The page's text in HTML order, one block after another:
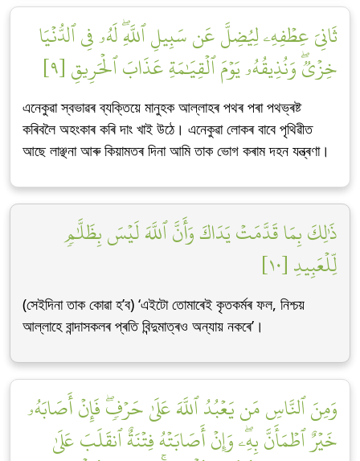
ثَانِيَ عِطۡفِهِۦ لِيُضِلَّ عَن سَبِيلِ ٱللَّهِۖ لَهُۥ فِي ٱلدُّنۡيَا
خِزۡيٞۖ وَنُذِيقُهُۥ يَوۡمَ ٱلۡقِيَٰمَةِ عَذَابَ ٱلۡحَرِيقِ [٩]
এনেকুৱা স্বভাৱৰ ব্যক্তিয়ে মানুহক আল্লাহৰ পথৰ পৰা পথভ্ৰষ্ট
কৰিবলৈ অহংকাৰ কৰি দাং খাই উঠে। এনেকুৱা লোকৰ বাবে পৃথিৱীত
আছে লাঞ্ছনা আৰু কিয়ামতৰ দিনা আমি তাক ভোগ কৰাম দহন যন্ত্ৰণা।
ذَٰلِكَ بِمَا قَدَّمَتۡ يَدَاكَ وَأَنَّ ٱللَّهَ لَيۡسَ بِظَلَّٰمٖ
لِّلۡعَبِيدِ [١٠]
(সেইদিনা তাক কোৱা হ’ব) ‘এইটো তোমাৰেই কৃতকৰ্মৰ ফল, নিশ্চয়
আল্লাহে বান্দাসকলৰ প্ৰতি বিন্দুমাত্ৰও অন্যায় নকৰে’।
وَمِنَ ٱلنَّاسِ مَن يَعۡبُدُ ٱللَّهَ عَلَىٰ حَرۡفٖۖ فَإِنۡ أَصَابَهُۥ
خَيۡرٌ ٱطۡمَأَنَّ بِهِۦۖ وَإِنۡ أَصَابَتۡهُ فِتۡنَةٌ ٱنقَلَبَ عَلَىٰ